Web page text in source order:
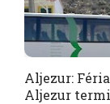
Aljezur:
Aljezur